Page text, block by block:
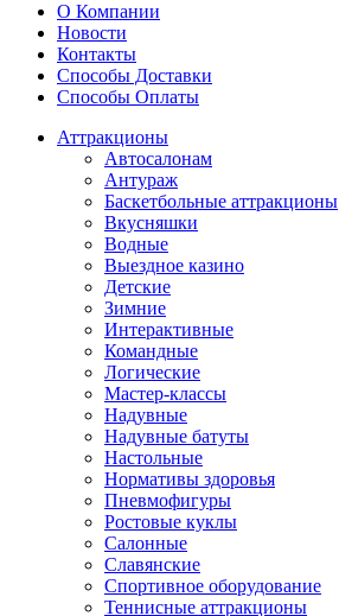
О Компании
Новости
Контакты
Способы Доставки
Способы Оплаты
Аттракционы
Автосалонам
Антураж
Баскетбольные аттракционы
Вкусняшки
Водные
Выездное казино
Детские
Зимние
Интерактивные
Командные
Логические
Мастер-классы
Надувные
Надувные батуты
Настольные
Нормативы здоровья
Пневмофигуры
Ростовые куклы
Салонные
Славянские
Спортивное оборудование
Теннисные аттракционы